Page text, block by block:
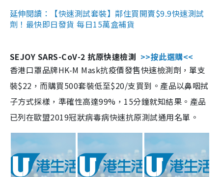
延伸閱讀：【快速測試套裝】鄰住買開賣$9.9快速測試
劑！最快即日發貨 每日15萬盒補貨
SEJOY SARS-CoV-2 抗原快速檢測 >>按此選購<<
香港口罩品牌HK-M Mask抗疫價發售快速檢測劑，單支
裝$22，而購買500套裝低至$20/支買到。產品以鼻咽拭
子方式採樣，準確性高達99%，15分鐘就知結果。產品
已列在歐盟2019冠狀病毒病快速抗原測試通用名單。